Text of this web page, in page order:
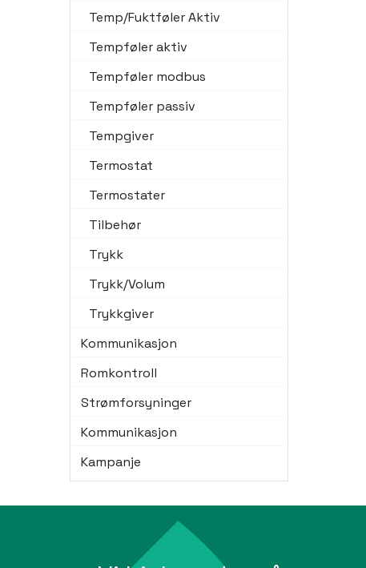
Temp/Fuktføler Aktiv
Tempføler aktiv
Tempføler modbus
Tempføler passiv
Tempgiver
Termostat
Termostater
Tilbehør
Trykk
Trykk/Volum
Trykkgiver
Kommunikasjon
Romkontroll
Strømforsyninger
Kommunikasjon
Kampanje